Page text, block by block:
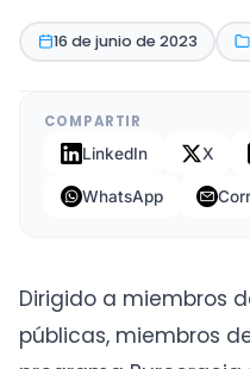
16 de junio de 2023
Dirigido a miembros
públicas, miembros
COMPARTIR
LinkedIn
X
WhatsApp